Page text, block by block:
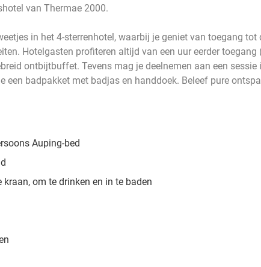
van Thermae 2000.
in het 4-sterrenhotel, waarbij je geniet van toegang tot
Hotelgasten profiteren altijd van een uur eerder toegang
ontbijtbuffet. Tevens mag je deelnemen aan een sessie
een badpakket met badjas en handdoek. Beleef pure
Auping-bed
om te drinken en in te baden